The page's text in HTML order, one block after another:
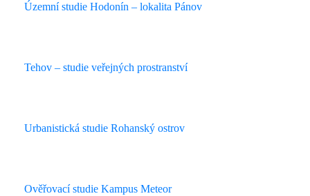
Územní studie Hodonín – lokalita Pánov
Tehov – studie veřejných prostranství
Urbanistická studie Rohanský ostrov
Ověřovací studie Kampus Meteor